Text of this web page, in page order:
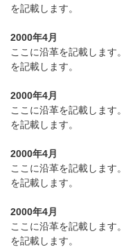
を記載します。
2000年4月
ここに沿革を記載します
を記載します。
2000年4月
ここに沿革を記載します
を記載します。
2000年4月
ここに沿革を記載します
を記載します。
2000年4月
ここに沿革を記載します
を記載します。